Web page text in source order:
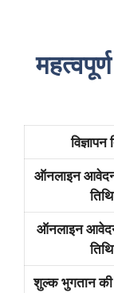
विज्ञापन
ऑनलाइन आवेदन
तिथि
ऑनलाइन
तिथि
शुल्क भुगतान की